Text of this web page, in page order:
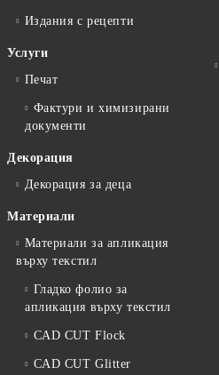
Издания с рецепти
Услуги
Печат
Фактури и химизирани
документи
Декорация
Декорация за деца
Материали
Материали за апликация
върху текстил
Гладко фолио за
апликация върху текстил
CAD CUT Flock
CAD CUT Glitter